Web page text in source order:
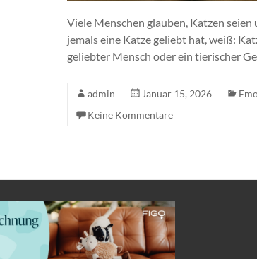
Viele Menschen glauben, Katzen
jemals eine Katze geliebt hat, weiß:
geliebter Mensch oder ein tierischer
admin Januar 15, 2026
Keine Kommentare